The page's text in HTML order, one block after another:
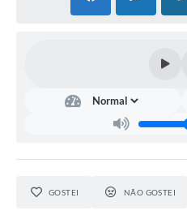
GOSTEI NÃO GOSTEI